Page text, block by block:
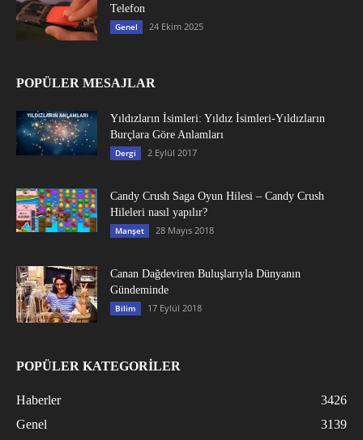
Telefon
Genel 24 Ekim 2025
POPÜLER MESAJLAR
Yıldızların İsimleri: Yıldız İsimleri-Yıldızların
Burçlara Göre Anlamları
Dergi 2 Eylül 2017
Candy Crush Saga Oyun Hilesi – Candy Crush
Hileleri nasıl yapılır?
Manşet 28 Mayıs 2018
Canan Dağdeviren Buluşlarıyla Dünyanın
Gündeminde
Bilim 17 Eylül 2018
POPÜLER KATEGORİLER
Haberler
3426
Genel
3139